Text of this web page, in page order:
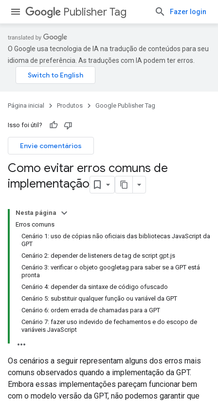
Publisher Tag Fazer login
O Google usa tecnologia de IA na tradução de conteúdos para seu
idioma de preferência. As traduções com IA podem ter erros.
Página inicial Produtos Google Publisher Tag
Isso foi útil?
Envie comentários
Como evitar erros comuns de
implementação
Nesta página
Erros comuns
Cenário 1: uso de cópias não oficiais das bibliotecas JavaScript da
GPT
Cenário 2: depender de listeners de tag de script gpt.js
Cenário 3: verificar o objeto googletag para saber se a GPT está
pronta
Cenário 4: depender da sintaxe de código ofuscado
Cenário 5: substituir qualquer função ou variável da GPT
Cenário 6: ordem errada de chamadas para a GPT
Cenário 7: fazer uso indevido de fechamentos e do escopo de
variáveis JavaScript
Os cenários a seguir representam alguns dos erros mais
comuns observados quando a implementação da GPT.
Embora essas implementações pareçam funcionar bem
com o modelo versão da GPT, não podemos garantir que